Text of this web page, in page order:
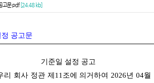
고문.pdf [24.48 kb]
공고문
기준일 설정 공고
리 회사 정관 제11조에 의거하여 2026년 04월